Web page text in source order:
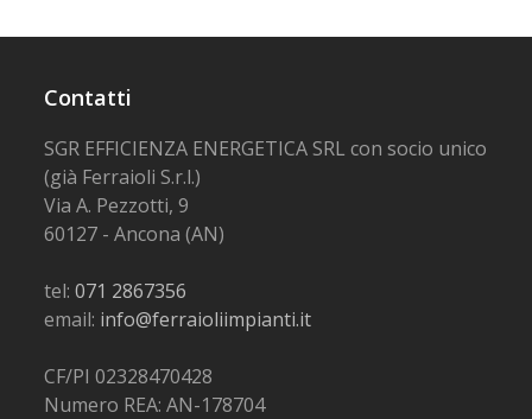
Contatti
SGR EFFICIENZA ENERGETICA SRL con socio unico
(già Ferraioli S.r.l.)
Via A. Pezzotti, 9
60127 - Ancona (AN)
tel:071 2867356
email: info@ferraioliimpianti.it
CF/PI 02328470428
Numero REA: AN-178704